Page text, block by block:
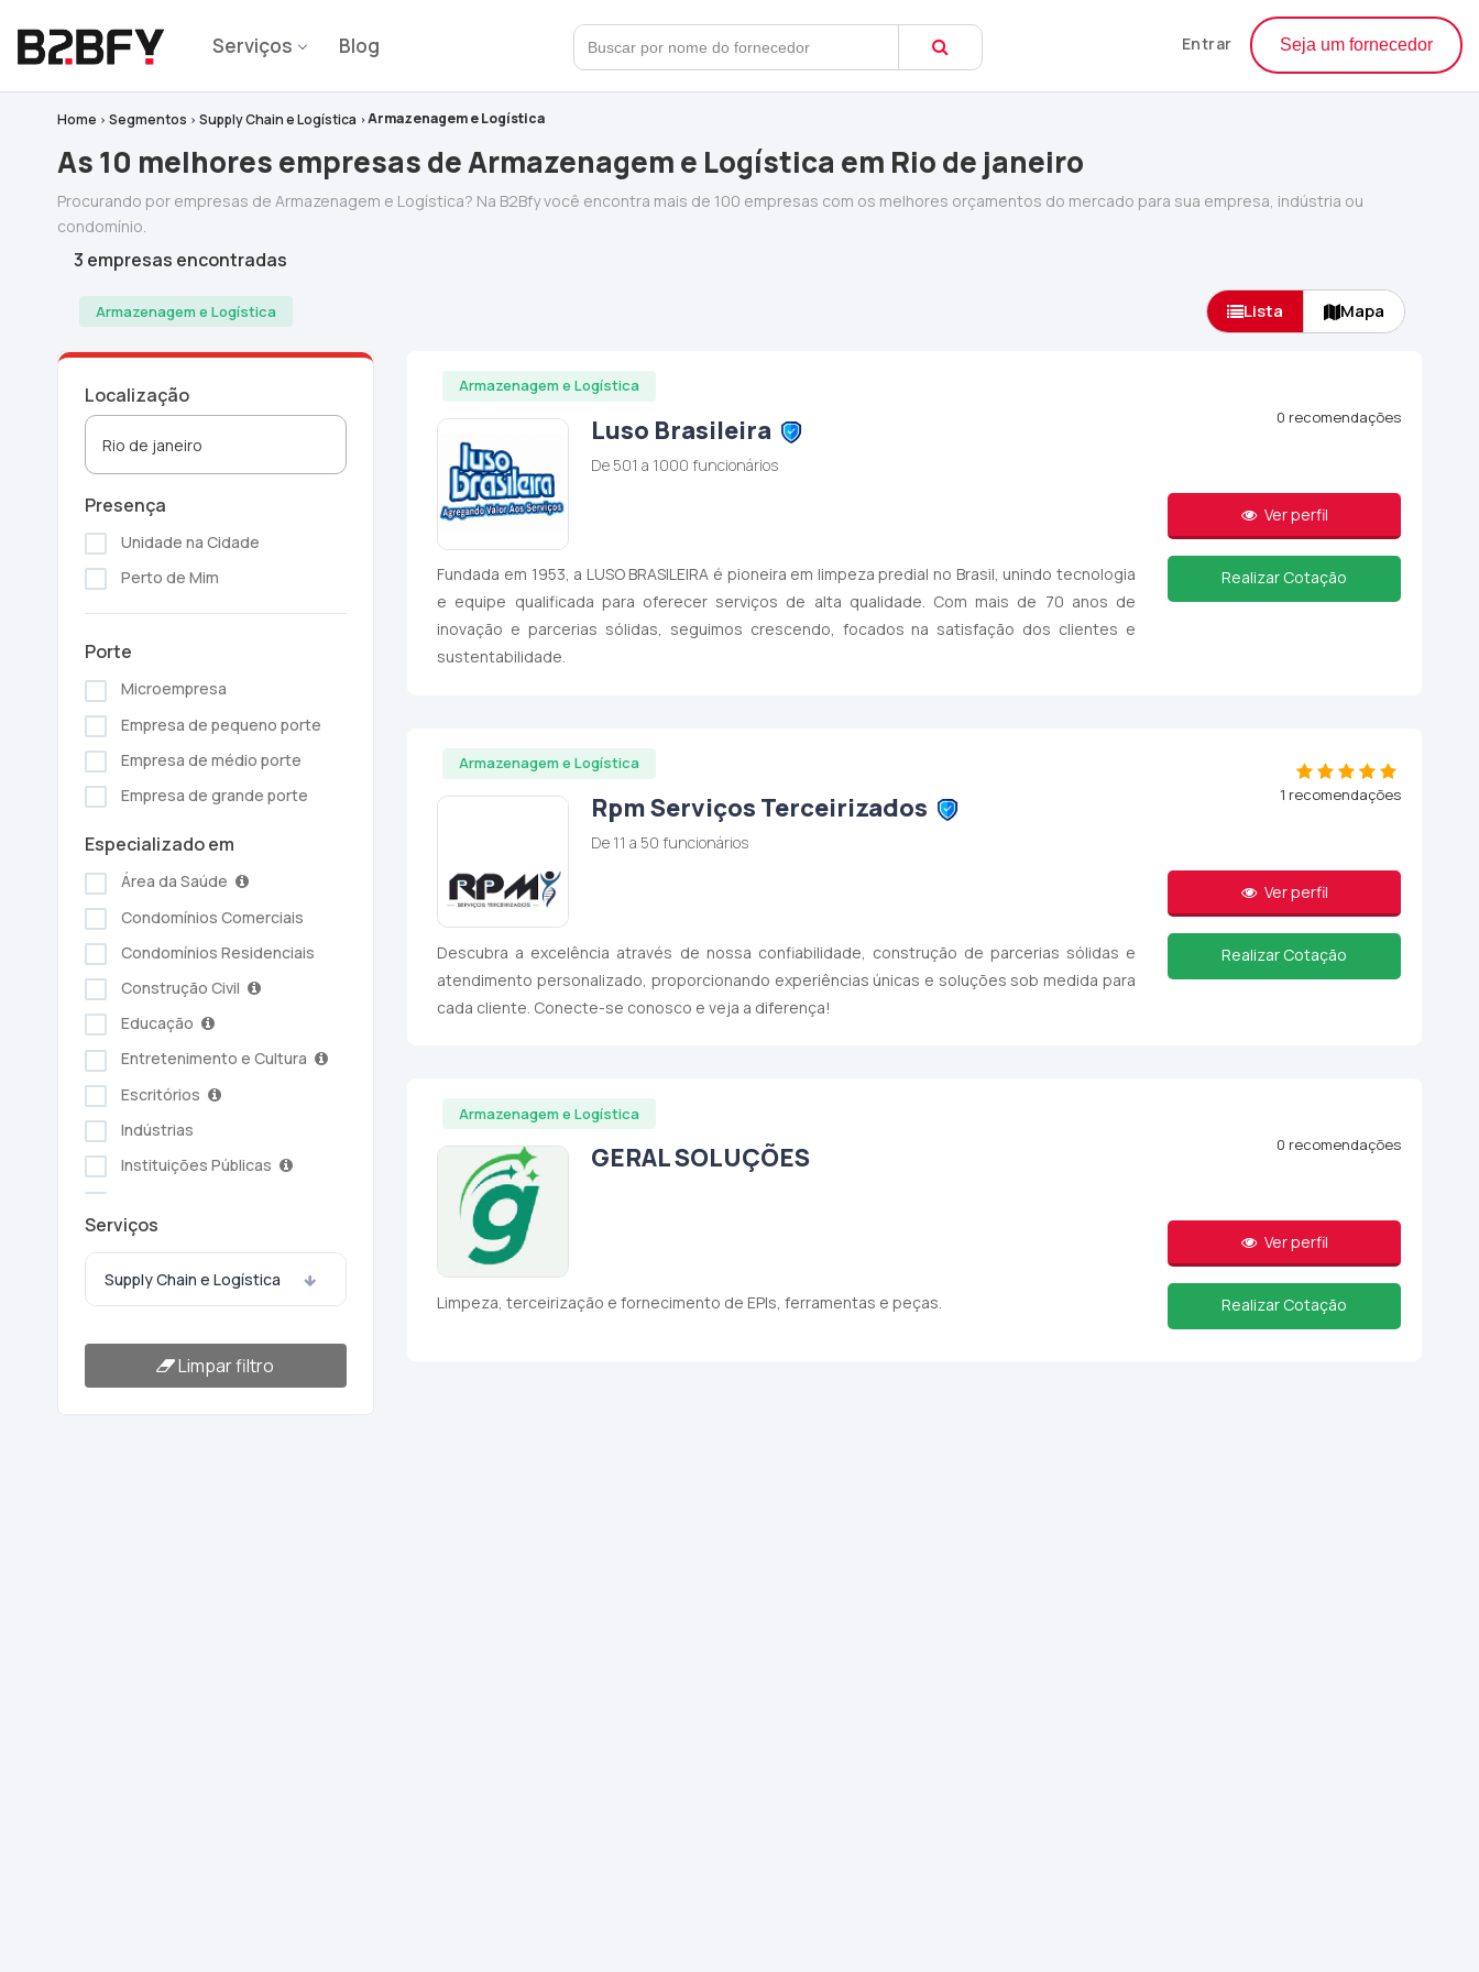
Serviços Blog Entrar Seja um fornecedor
Home Segmentos Supply Chain e Logística Armazenagem e Logística
As 10 melhores empresas de Armazenagem e Logística em Rio de janeiro
Procurando por empresas de Armazenagem e Logística? Na B2Bfy você encontra mais de 100 empresas com os melhores orçamentos do mercado para sua empresa, indústria ou
condomínio.
3 empresas encontradas
Armazenagem e Logística Lista Mapa
Localização
Presença
Unidade na Cidade
Perto de Mim
Porte
Microempresa
Empresa de pequeno porte
Empresa de médio porte
Empresa de grande porte
Especializado em
Área da Saúde
Condomínios Comerciais
Condomínios Residenciais
Construção Civil
Educação
Entretenimento e Cultura
Escritórios
Indústrias
Instituições Públicas
Serviços Pessoais
Setor Alimentício
Setor Automotivo
Transporte e Logística
Turismo e Hotelaria
Serviços
Supply Chain e Logística
Limpar filtro
Armazenagem e Logística
Luso Brasileira
De 501 a 1000 funcionários
Fundada em 1953, a LUSO BRASILEIRA é pioneira em limpeza predial no Brasil, unindo tecnologia
e equipe qualificada para oferecer serviços de alta qualidade. Com mais de 70 anos de
inovação e parcerias sólidas, seguimos crescendo, focados na satisfação dos clientes e
sustentabilidade.
0 recomendações
Ver perfil
Realizar Cotação
Armazenagem e Logística
Rpm Serviços Terceirizados
De 11 a 50 funcionários
Descubra a excelência através de nossa confiabilidade, construção de parcerias sólidas e
atendimento personalizado, proporcionando experiências únicas e soluções sob medida para
cada cliente. Conecte-se conosco e veja a diferença!
1 recomendações
Ver perfil
Realizar Cotação
Armazenagem e Logística
GERAL SOLUÇÕES
Limpeza, terceirização e fornecimento de EPIs, ferramentas e peças.
0 recomendações
Ver perfil
Realizar Cotação